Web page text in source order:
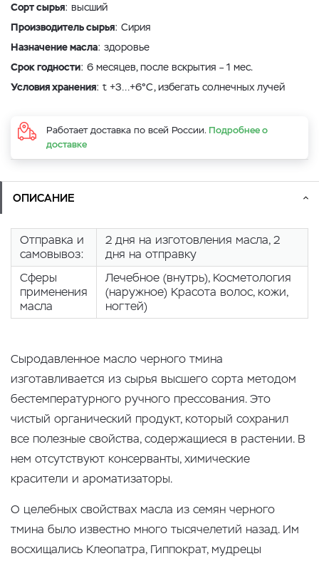
Сорт сырья: высший
Производитель сырья: Сирия
Назначение масла: здоровье
Срок годности: 6 месяцев, после вскрытия – 1 мес.
Условия хранения: t +3…+6°С, избегать солнечных лучей
Работает доставка по всей России. Подробнее о
доставке
ОПИСАНИЕ
Отправка и
самовывоз:
2 дня на изготовления масла, 2
дня на отправку
Сферы
применения
масла
Лечебное (внутрь), Косметология
(наружное) Красота волос, кожи,
ногтей)
Сыродавленное масло черного тмина
изготавливается из сырья высшего сорта методом
бестемпературного ручного прессования. Это
чистый органический продукт, который сохранил
все полезные свойства, содержащиеся в растении. В
нем отсутствуют консерванты, химические
красители и ароматизаторы.
О целебных свойствах масла из семян черного
тмина было известно много тысячелетий назад. Им
восхищались Клеопатра, Гиппократ, мудрецы